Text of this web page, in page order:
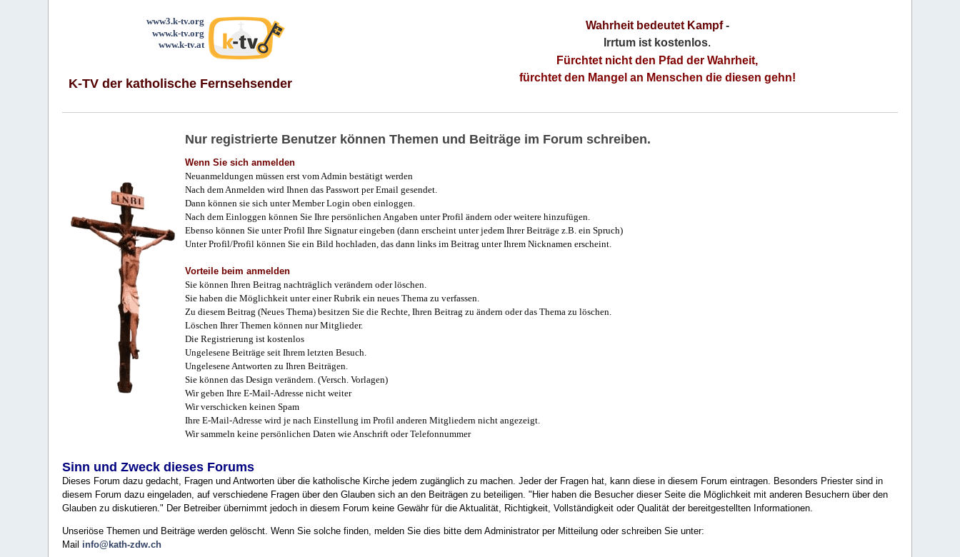
www3.k-tv.org
www.k-tv.org
www.k-tv.at
K-TV der katholische Fernsehsender
Wahrheit bedeutet Kampf-
Irrtum ist kostenlos.
Fürchtet nicht den Pfad der Wahrheit,
fürchtet den Mangel an Menschen die diesen gehn!
Nur registrierte Benutzer können Themen und Beiträge im Forum schreiben.
Wenn Sie sich anmelden
Neuanmeldungen müssen erst vom Admin bestätigt werden
Nach dem Anmelden wird Ihnen das Passwort per Email gesendet.
Dann können sie sich unter Member Login oben einloggen.
Nach dem Einloggen können Sie Ihre persönlichen Angaben unter Profil ändern oder weitere hinzufügen.
Ebenso können Sie unter Profil Ihre Signatur eingeben (dann erscheint unter jedem Ihrer Beiträge z.B. ein Spruch)
Unter Profil/Profil können Sie ein Bild hochladen, das dann links im Beitrag unter Ihrem Nicknamen erscheint.
Vorteile beim anmelden
Sie können Ihren Beitrag nachträglich verändern oder löschen.
Sie haben die Möglichkeit unter einer Rubrik ein neues Thema zu verfassen.
Zu diesem Beitrag (Neues Thema) besitzen Sie die Rechte, Ihren Beitrag zu ändern oder das Thema zu löschen.
Löschen Ihrer Themen können nur Mitglieder.
Die Registrierung ist kostenlos
Ungelesene Beiträge seit Ihrem letzten Besuch.
Ungelesene Antworten zu Ihren Beiträgen.
Sie können das Design verändern. (Versch. Vorlagen)
Wir geben Ihre E-Mail-Adresse nicht weiter
Wir verschicken keinen Spam
Ihre E-Mail-Adresse wird je nach Einstellung im Profil anderen Mitgliedern nicht angezeigt.
Wir sammeln keine persönlichen Daten wie Anschrift oder Telefonnummer
Sinn und Zweck dieses Forums
Dieses Forum dazu gedacht, Fragen und Antworten über die katholische Kirche jedem zugänglich zu machen. Jeder der Fragen hat, kann diese in diesem Forum eintragen. Besonders Priester sind in
diesem Forum dazu eingeladen, auf verschiedene Fragen über den Glauben sich an den Beiträgen zu beteiligen. "Hier haben die Besucher dieser Seite die Möglichkeit mit anderen Besuchern über den
Glauben zu diskutieren." Der Betreiber übernimmt jedoch in diesem Forum keine Gewähr für die Aktualität, Richtigkeit, Vollständigkeit oder Qualität der bereitgestellten Informationen.
Unseriöse Themen und Beiträge werden gelöscht. Wenn Sie solche finden, melden Sie dies bitte dem Administrator per Mitteilung oder schreiben Sie unter:
Mail info@kath-zdw.ch